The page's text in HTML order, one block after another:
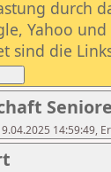
durch
Yahoo
sind die
14:59:49,